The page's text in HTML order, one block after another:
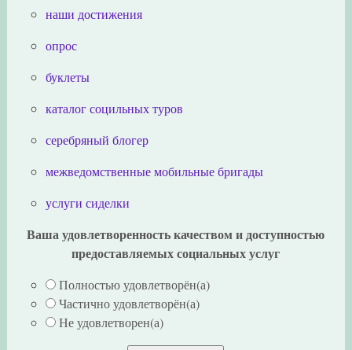
наши достижения
опрос
буклеты
каталог социльных туров
серебряный блогер
межведомственные мобильные бригады
услуги сиделки
Ваша удовлетворенность качеством и доступностью
предоставляемых социальных услуг
Полностью удовлетворён(а)
Частично удовлетворён(а)
Не удовлетворен(а)